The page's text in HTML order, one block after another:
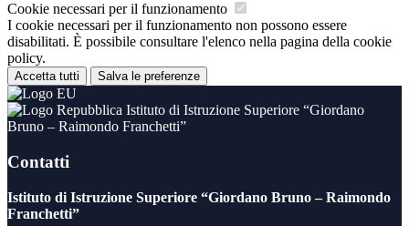
Cookie necessari per il funzionamento
I cookie necessari per il funzionamento non possono essere
disabilitati. È possibile consultare l'elenco nella pagina della cookie
policy.
Accetta tutti Salva le preferenze
Istituto di Istruzione Superiore “Giordano
Bruno – Raimondo Franchetti”
Contatti
Istituto di Istruzione Superiore “Giordano Bruno – Raimondo
Franchetti”